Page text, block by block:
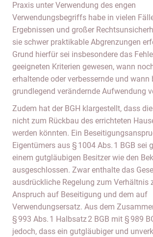
Praxis unter Verwendung des engen
Verwendungsbegriffs habe in vielen
Ergebnissen und großer
sie schwer praktikable Abgrenzungen
Grund hierfür sei insbesondere das
geeigneten Kriterien gewesen, wann
erhaltende oder verbessernde und wann
grundlegend verändernde Aufwendung
Zudem hat der BGH klargestellt, dass
nicht zum Rückbau des errichteten
werden könnten. Ein
Eigentümers aus § 1004 Abs. 1 BGB sei
einem gutgläubigen Besitzer wie den
ausgeschlossen. Zwar enthalte das
ausdrückliche Regelung zum Verhältnis
Anspruch auf Beseitigung und dem auf
Verwendungsersatz. Aus dem
§ 993 Abs. 1 Halbsatz 2 BGB mit § 989
jedoch, dass ein gutgläubiger und